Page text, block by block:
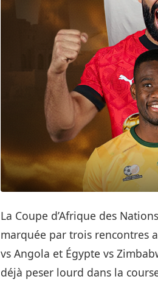
La Coupe d’Afrique des
marquée par trois rencontres
vs Angola et Égypte vs
déjà peser lourd dans la